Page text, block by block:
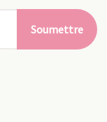
Soumettre